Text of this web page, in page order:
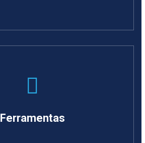
Ferramentas